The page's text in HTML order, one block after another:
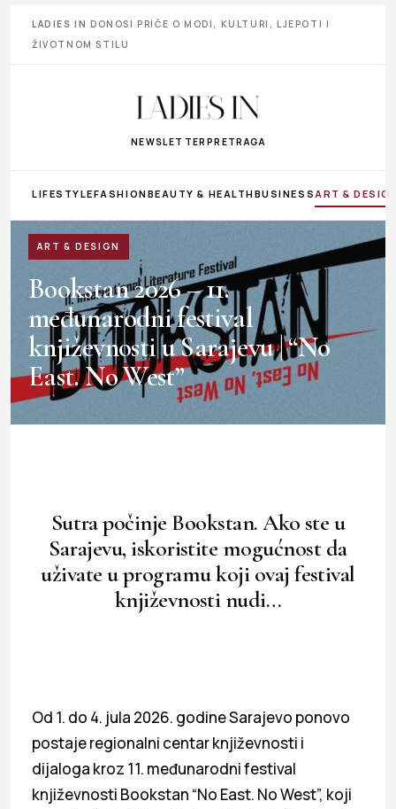
LADIES IN DONOSI PRIČE O MODI, KULTURI, LJEPOTI I
ŽIVOTNOM STILU
NEWSLETTER PRETRAGA
LIFESTYLEFASHIONBEAUTY & HEALTHBUSINESS ART &
ART & DESIGN
Bookstan 2026 – 11.
međunarodni festival
književnosti u Sarajevu | “No
East. No West”
Sutra počinje Bookstan. Ako ste u
Sarajevu, iskoristite mogućnost da
uživate u programu koji ovaj festival
književnosti nudi…
Od 1. do 4. jula 2026. godine Sarajevo ponovo
postaje regionalni centar književnosti i
dijaloga kroz 11. međunarodni festival
književnosti Bookstan “No East. No West”, koji